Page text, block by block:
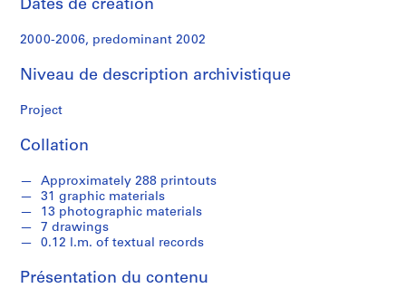
e
s
:
A
r
c
h
e
c
t
Dates de création
2000-2006, predominant 2002
Niveau de description archivistique
Project
Collation
Approximately 288 printouts
31 graphic materials
13 photographic materials
7 drawings
0.12 l.m. of textual records
Présentation du contenu